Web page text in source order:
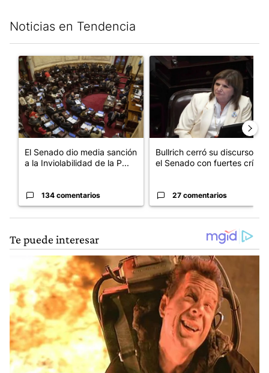
Noticias en Tendencia
Un artículo de tendencia con el título "El Senado dio media
El Senado dio media sanción
a la Inviolabilidad de la P...
134 comentarios
Un artículo de tendencia
Bullrich cerró su discurso en
el Senado con fuertes crí...
27 comentarios